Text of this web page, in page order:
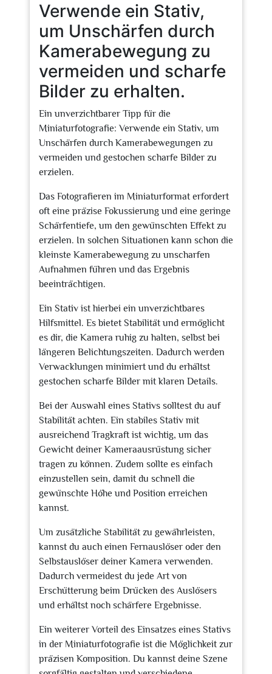
Verwende ein Stativ,
um Unschärfen durch
Kamerabewegung zu
vermeiden und scharfe
Bilder zu erhalten.
Ein unverzichtbarer Tipp für die
Miniaturfotografie: Verwende ein Stativ, um
Unschärfen durch Kamerabewegungen zu
vermeiden und gestochen scharfe Bilder zu
erzielen.
Das Fotografieren im Miniaturformat erfordert
oft eine präzise Fokussierung und eine geringe
Schärfentiefe, um den gewünschten Effekt zu
erzielen. In solchen Situationen kann schon die
kleinste Kamerabewegung zu unscharfen
Aufnahmen führen und das Ergebnis
beeinträchtigen.
Ein Stativ ist hierbei ein unverzichtbares
Hilfsmittel. Es bietet Stabilität und ermöglicht
es dir, die Kamera ruhig zu halten, selbst bei
längeren Belichtungszeiten. Dadurch werden
Verwacklungen minimiert und du erhältst
gestochen scharfe Bilder mit klaren Details.
Bei der Auswahl eines Stativs solltest du auf
Stabilität achten. Ein stabiles Stativ mit
ausreichend Tragkraft ist wichtig, um das
Gewicht deiner Kameraausrüstung sicher
tragen zu können. Zudem sollte es einfach
einzustellen sein, damit du schnell die
gewünschte Höhe und Position erreichen
kannst.
Um zusätzliche Stabilität zu gewährleisten,
kannst du auch einen Fernauslöser oder den
Selbstauslöser deiner Kamera verwenden.
Dadurch vermeidest du jede Art von
Erschütterung beim Drücken des Auslösers
und erhältst noch schärfere Ergebnisse.
Ein weiterer Vorteil des Einsatzes eines Stativs
in der Miniaturfotografie ist die Möglichkeit zur
präzisen Komposition. Du kannst deine Szene